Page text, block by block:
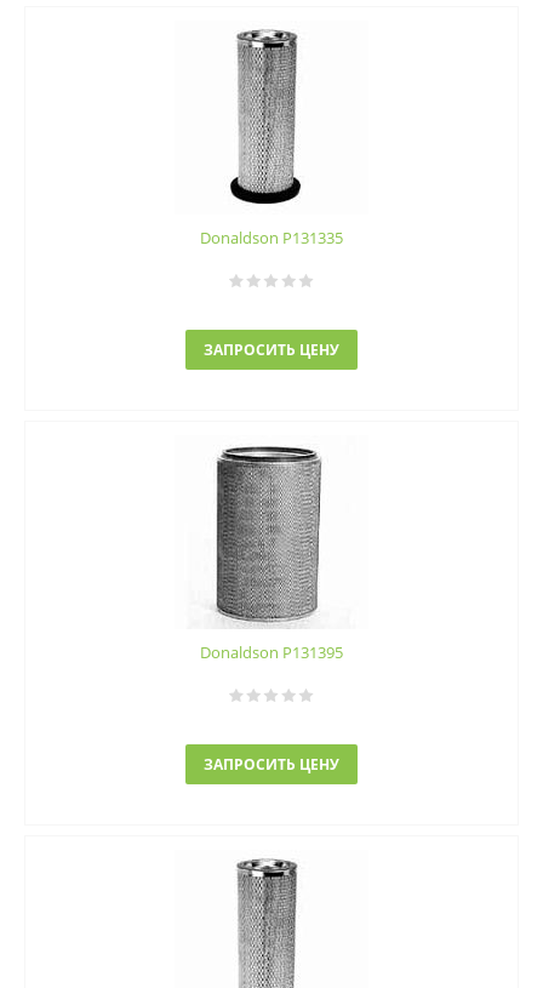
Donaldson P131335
ЗАПРОСИТЬ ЦЕНУ
Donaldson P131395
ЗАПРОСИТЬ ЦЕНУ